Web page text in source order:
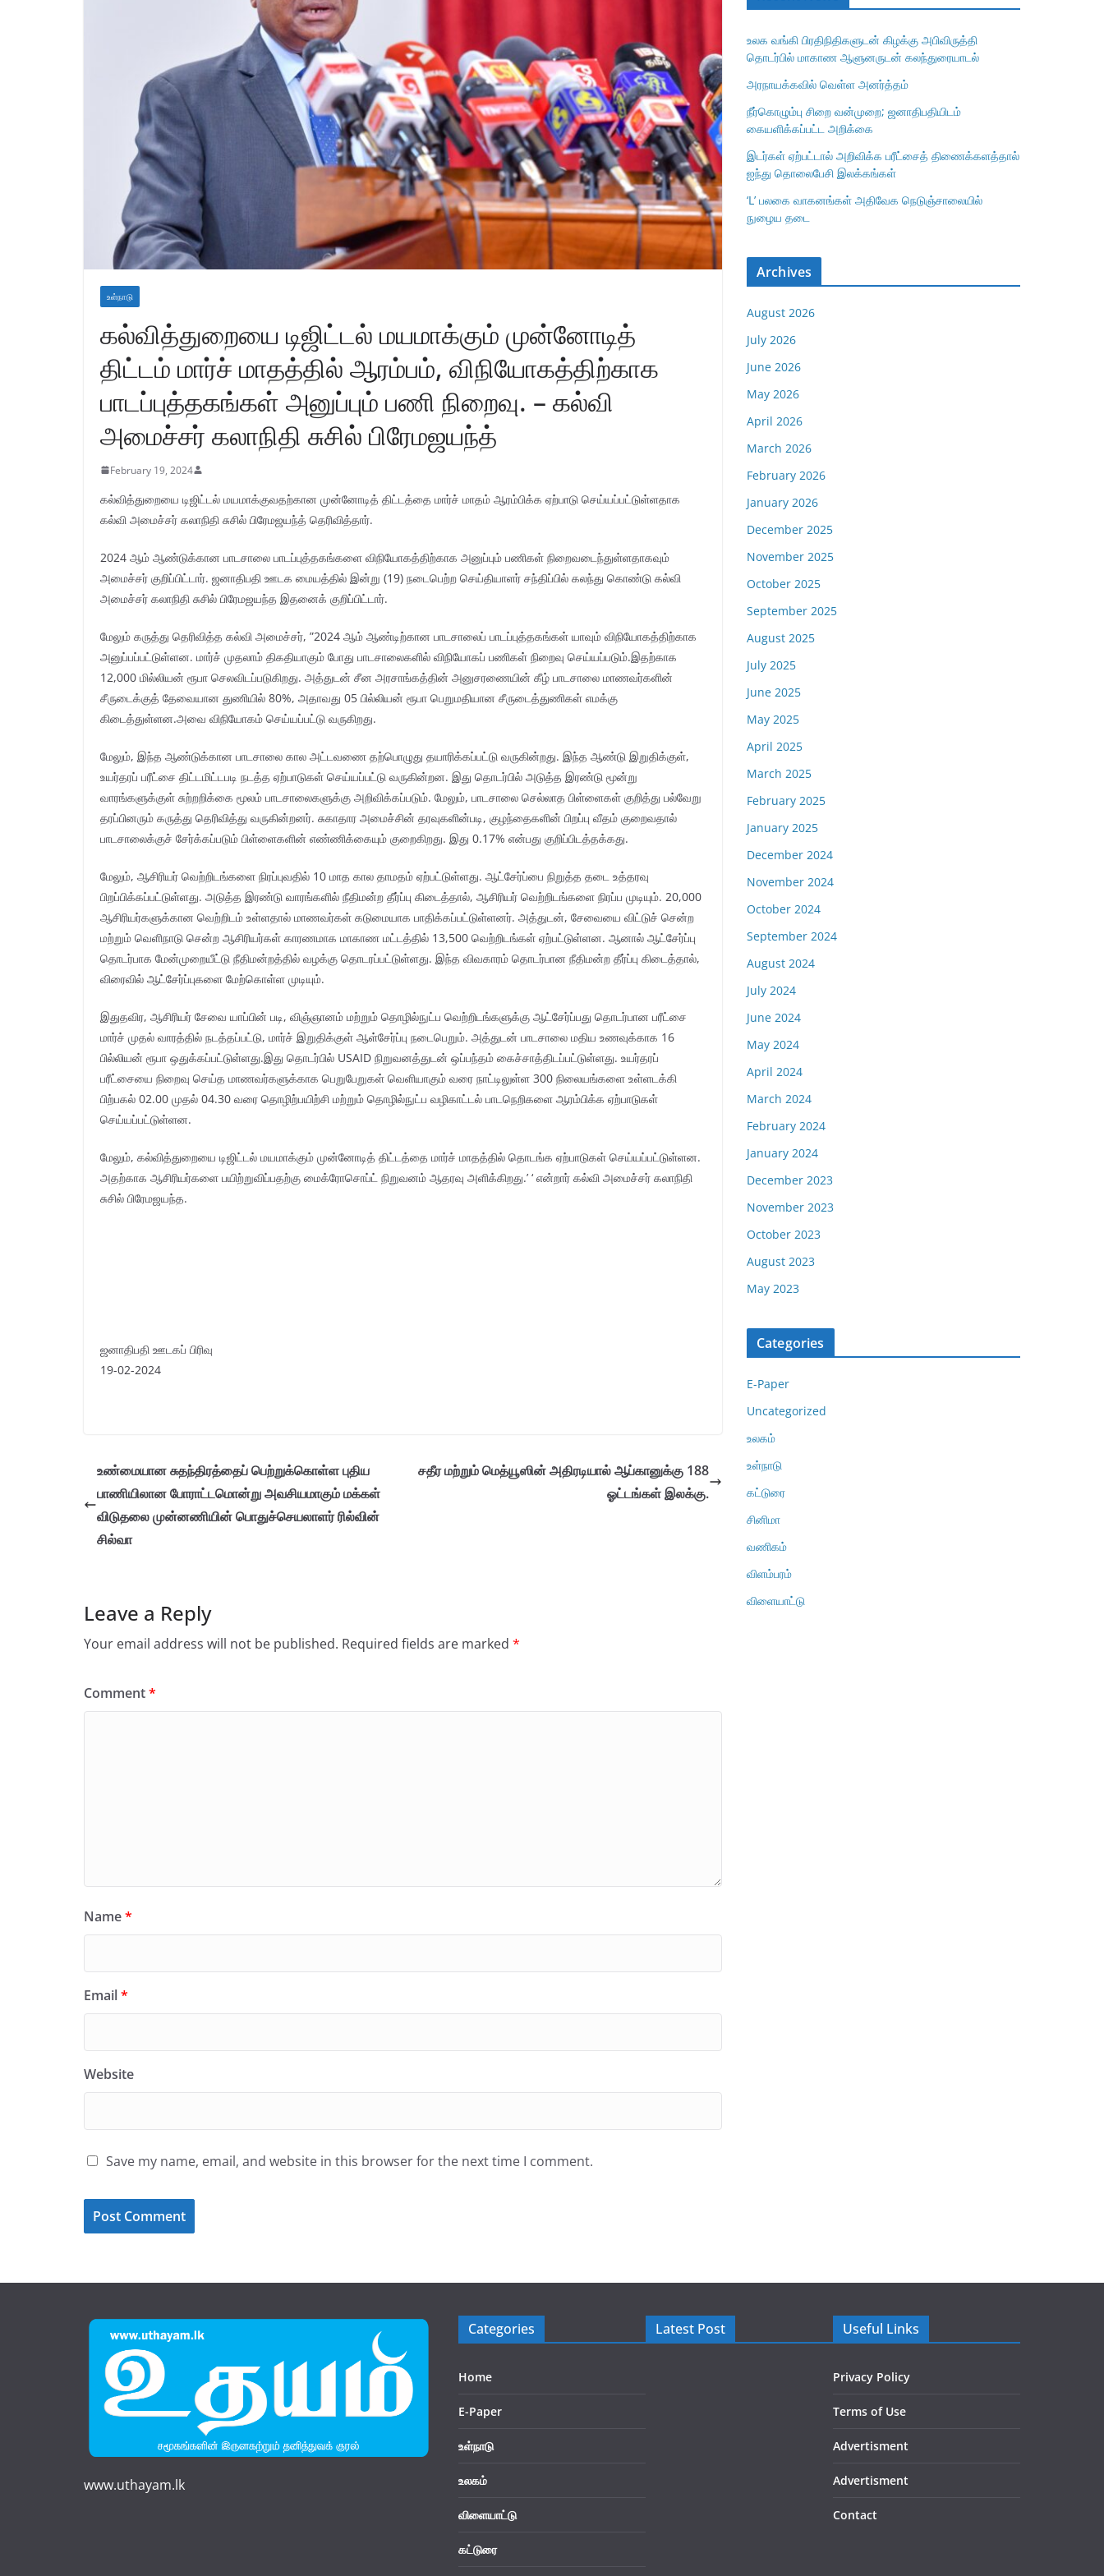
உள்நாடு
கல்வித்துறையை டிஜிட்டல் மயமாக்கும் முன்னோடித்
திட்டம் மார்ச் மாதத்தில் ஆரம்பம், விநியோகத்திற்காக
பாடப்புத்தகங்கள் அனுப்பும் பணி நிறைவு. – கல்வி
அமைச்சர் கலாநிதி சுசில் பிரேமஜயந்த்
February 19, 2024
கல்வித்துறையை டிஜிட்டல் மயமாக்குவதற்கான முன்னோடித் திட்டத்தை மார்ச் மாதம் ஆரம்பிக்க ஏற்பாடு செய்யப்பட்டுள்ளதாக
கல்வி அமைச்சர் கலாநிதி சுசில் பிரேமஜயந்த் தெரிவித்தார்.
2024 ஆம் ஆண்டுக்கான பாடசாலை பாடப்புத்தகங்களை விநியோகத்திற்காக அனுப்பும் பணிகள் நிறைவடைந்துள்ளதாகவும்
அமைச்சர் குறிப்பிட்டார். ஜனாதிபதி ஊடக மையத்தில் இன்று (19) நடைபெற்ற செய்தியாளர் சந்திப்பில் கலந்து கொண்டு கல்வி
அமைச்சர் கலாநிதி சுசில் பிரேமஜயந்த இதனைக் குறிப்பிட்டார்.
மேலும் கருத்து தெரிவித்த கல்வி அமைச்சர், ”2024 ஆம் ஆண்டிற்கான பாடசாலைப் பாடப்புத்தகங்கள் யாவும் விநியோகத்திற்காக
அனுப்பப்பட்டுள்ளன. மார்ச் முதலாம் திகதியாகும் போது பாடசாலைகளில் விநியோகப் பணிகள் நிறைவு செய்யப்படும்.இதற்காக
12,000 மில்லியன் ரூபா செலவிடப்படுகிறது. அத்துடன் சீன அரசாங்கத்தின் அனுசரணையின் கீழ் பாடசாலை மாணவர்களின்
சீருடைக்குத் தேவையான துணியில் 80%, அதாவது 05 பில்லியன் ரூபா பெறுமதியான சீருடைத்துணிகள் எமக்கு
கிடைத்துள்ளன.அவை விநியோகம் செய்யப்பட்டு வருகிறது.
மேலும், இந்த ஆண்டுக்கான பாடசாலை கால அட்டவணை தற்பொழுது தயாரிக்கப்பட்டு வருகின்றது. இந்த ஆண்டு இறுதிக்குள்,
உயர்தரப் பரீட்சை திட்டமிட்டபடி நடத்த ஏற்பாடுகள் செய்யப்பட்டு வருகின்றன. இது தொடர்பில் அடுத்த இரண்டு மூன்று
வாரங்களுக்குள் சுற்றறிக்கை மூலம் பாடசாலைகளுக்கு அறிவிக்கப்படும். மேலும், பாடசாலை செல்லாத பிள்ளைகள் குறித்து பல்வேறு
தரப்பினரும் கருத்து தெரிவித்து வருகின்றனர். சுகாதார அமைச்சின் தரவுகளின்படி, குழந்தைகளின் பிறப்பு வீதம் குறைவதால்
பாடசாலைக்குச் சேர்க்கப்படும் பிள்ளைகளின் எண்ணிக்கையும் குறைகிறது. இது 0.17% என்பது குறிப்பிடத்தக்கது.
மேலும், ஆசிரியர் வெற்றிடங்களை நிரப்புவதில் 10 மாத கால தாமதம் ஏற்பட்டுள்ளது. ஆட்சேர்ப்பை நிறுத்த தடை உத்தரவு
பிறப்பிக்கப்பட்டுள்ளது. அடுத்த இரண்டு வாரங்களில் நீதிமன்ற தீர்ப்பு கிடைத்தால், ஆசிரியர் வெற்றிடங்களை நிரப்ப முடியும். 20,000
ஆசிரியர்களுக்கான வெற்றிடம் உள்ளதால் மாணவர்கள் கடுமையாக பாதிக்கப்பட்டுள்ளனர். அத்துடன், சேவையை விட்டுச் சென்ற
மற்றும் வெளிநாடு சென்ற ஆசிரியர்கள் காரணமாக மாகாண மட்டத்தில் 13,500 வெற்றிடங்கள் ஏற்பட்டுள்ளன. ஆனால் ஆட்சேர்ப்பு
தொடர்பாக மேன்முறையீட்டு நீதிமன்றத்தில் வழக்கு தொடரப்பட்டுள்ளது. இந்த விவகாரம் தொடர்பான நீதிமன்ற தீர்ப்பு கிடைத்தால்,
விரைவில் ஆட்சேர்ப்புகளை மேற்கொள்ள முடியும்.
இதுதவிர, ஆசிரியர் சேவை யாப்பின் படி, விஞ்ஞானம் மற்றும் தொழில்நுட்ப வெற்றிடங்களுக்கு ஆட்சேர்ப்பது தொடர்பான பரீட்சை
மார்ச் முதல் வாரத்தில் நடத்தப்பட்டு, மார்ச் இறுதிக்குள் ஆள்சேர்ப்பு நடைபெறும். அத்துடன் பாடசாலை மதிய உணவுக்காக 16
பில்லியன் ரூபா ஒதுக்கப்பட்டுள்ளது.இது தொடர்பில் USAID நிறுவனத்துடன் ஒப்பந்தம் கைச்சாத்திடப்பட்டுள்ளது. உயர்தரப்
பரீட்சையை நிறைவு செய்த மாணவர்களுக்காக பெறுபேறுகள் வெளியாகும் வரை நாட்டிலுள்ள 300 நிலையங்களை உள்ளடக்கி
பிற்பகல் 02.00 முதல் 04.30 வரை தொழிற்பயிற்சி மற்றும் தொழில்நுட்ப வழிகாட்டல் பாடநெறிகளை ஆரம்பிக்க ஏற்பாடுகள்
செய்யப்பட்டுள்ளன.
மேலும், கல்வித்துறையை டிஜிட்டல் மயமாக்கும் முன்னோடித் திட்டத்தை மார்ச் மாதத்தில் தொடங்க ஏற்பாடுகள் செய்யப்பட்டுள்ளன.
அதற்காக ஆசிரியர்களை பயிற்றுவிப்பதற்கு மைக்ரோசொப்ட் நிறுவனம் ஆதரவு அளிக்கிறது.’ ‘ என்றார் கல்வி அமைச்சர் கலாநிதி
சுசில் பிரேமஜயந்த.
ஜனாதிபதி ஊடகப் பிரிவு
19-02-2024
உண்மையான சுதந்திரத்தைப் பெற்றுக்கொள்ள புதிய
பாணியிலான போராட்டமொன்று அவசியமாகும் மக்கள்
விடுதலை முன்னணியின் பொதுச்செயலாளர் ரில்வின்
சில்வா
சதீர மற்றும் மெத்யூஸின் அதிரடியால் ஆப்கானுக்கு 188
ஓட்டங்கள் இலக்கு.
Leave a Reply
Your email address will not be published. Required fields are marked *
Comment*
Name*
Email*
Website
Save my name, email, and website in this browser for the next time I comment.
உலக வங்கி பிரதிநிதிகளுடன் கிழக்கு அபிவிருத்தி
தொடர்பில் மாகாண ஆளுனருடன் கலந்துரையாடல்
அரநாயக்கவில் வெள்ள அனர்த்தம்
நீர்கொழும்பு சிறை வன்முறை; ஜனாதிபதியிடம்
கையளிக்கப்பட்ட அறிக்கை
இடர்கள் ஏற்பட்டால் அறிவிக்க பரீட்சைத் திணைக்களத்தால்
ஐந்து தொலைபேசி இலக்கங்கள்
‘L’ பலகை வாகனங்கள் அதிவேக நெடுஞ்சாலையில்
நுழைய தடை
Archives
August 2026
July 2026
June 2026
May 2026
April 2026
March 2026
February 2026
January 2026
December 2025
November 2025
October 2025
September 2025
August 2025
July 2025
June 2025
May 2025
April 2025
March 2025
February 2025
January 2025
December 2024
November 2024
October 2024
September 2024
August 2024
July 2024
June 2024
May 2024
April 2024
March 2024
February 2024
January 2024
December 2023
November 2023
October 2023
August 2023
May 2023
Categories
E-Paper
Uncategorized
உலகம்
உள்நாடு
கட்டுரை
சினிமா
வணிகம்
விளம்பரம்
விளையாட்டு
www.uthayam.lk
Categories
Home
E-Paper
உள்நாடு
உலகம்
விளையாட்டு
கட்டுரை
Latest Post Useful Links
Privacy Policy
Terms of Use
Advertisment
Advertisment
Contact